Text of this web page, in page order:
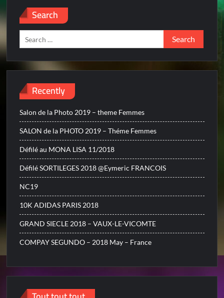
Search
Search
for:
Recently
Salon de la Photo 2019 – theme Femmes
SALON de la PHOTO 2019 – Théme Femmes
Défilé au MONA LISA 11/2018
Défilé SORTILEGES 2018 @Eymeric FRANCOIS
NC19
10K ADIDAS PARIS 2018
GRAND SIECLE 2018 – VAUX-LE-VICOMTE
COMPAY SEGUNDO – 2018 May – France